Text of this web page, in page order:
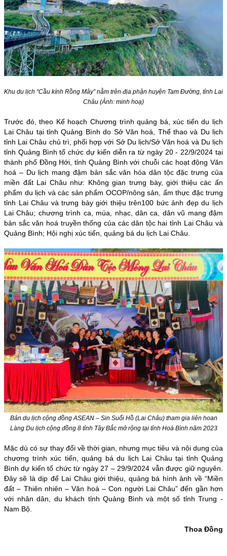
Khu du lịch “Cầu kính Rồng Mây” nằm trên địa phận huyện Tam Đường, tỉnh Lai
Châu (Ảnh: minh hoạ)
Trước đó, theo Kế hoạch Chương trình quảng bá, xúc tiến du lịch
Lai Châu tại tỉnh Quảng Bình do Sở Văn hoá, Thể thao và Du lịch
tỉnh Lai Châu chủ trì, phối hợp với Sở Du lịch/Sở Văn hoá và Du lịch
tỉnh Quảng Bình tổ chức dự kiến diễn ra từ ngày 20 - 22/9/2024 tại
thành phố Đồng Hới, tỉnh Quảng Bình với chuỗi các hoạt động Văn
hoá – Du lịch mang đậm bản sắc văn hóa dân tộc đặc trưng của
miền đất Lai Châu như: Không gian trưng bày, giới thiệu các ấn
phẩm du lịch và các sản phẩm OCOP/nông sản, ẩm thực đặc trưng
tỉnh Lai Châu và trưng bày giới thiệu trên100 bức ảnh đẹp du lịch
Lai Châu; chương trình ca, múa, nhạc, dân ca, dân vũ mang đậm
bản sắc văn hoá truyền thống của các dân tộc hai tỉnh Lai Châu và
Quảng Bình; Hội nghị xúc tiến, quảng bá du lịch Lai Châu.
Bản du lịch cộng đồng ASEAN – Sin Suối Hồ (Lai Châu) tham gia liên hoan
Làng Du lịch cộng đồng 8 tỉnh Tây Bắc mở rộng tại tỉnh Hoà Bình năm 2023
Mặc dù có sự thay đổi về thời gian, nhưng mục tiêu và nội dung của
chương trình xúc tiến, quảng bá du lịch Lai Châu tại tỉnh Quảng
Bình dự kiến tổ chức từ ngày 27 – 29/9/2024 vẫn được giữ nguyên.
Đây sẽ là dịp để Lai Châu giới thiệu, quảng bá hình ảnh về “Miền
đất – Thiên nhiên – Văn hoá – Con người Lai Châu” đến gần hơn
với nhân dân, du khách tỉnh Quảng Bình và một số tỉnh Trung -
Nam Bộ.
Thoa Đồng